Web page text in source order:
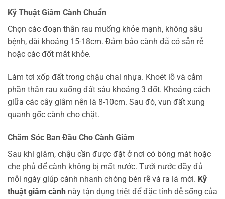
Kỹ Thuật Giâm Cành Chuẩn
Chọn các đoạn thân rau muống khỏe mạnh, không sâu
bệnh, dài khoảng 15-18cm. Đảm bảo cành đã có sẵn rễ
hoặc các đốt mắt khỏe.
Làm tơi xốp đất trong chậu chai nhựa. Khoét lỗ và cắm
phần thân rau xuống đất sâu khoảng 3 đốt. Khoảng cách
giữa các cây giâm nên là 8-10cm. Sau đó, vun đất xung
quanh gốc cành cho chặt.
Chăm Sóc Ban Đầu Cho Cành Giâm
Sau khi giâm, chậu cần được đặt ở nơi có bóng mát hoặc
che phủ để cành không bị mất nước. Tưới nước đầy đủ
mỗi ngày giúp cành nhanh chóng bén rễ và ra lá mới. Kỹ
thuật giâm cành này tận dụng triệt để đặc tính dễ sống của